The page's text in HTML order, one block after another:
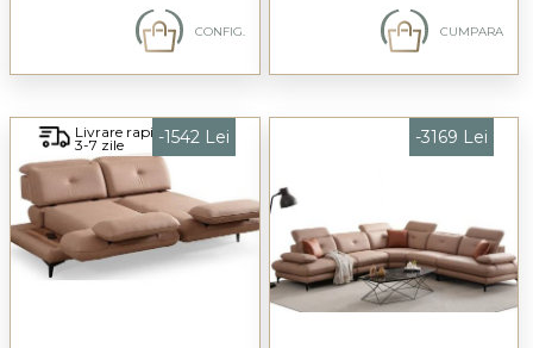
CONFIG. CUMPARA
Livrare rapida
3-7 zile -1542 Lei -3169 Lei